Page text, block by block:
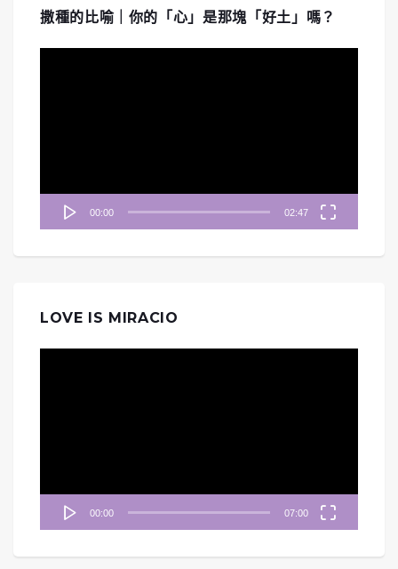
撒種的比喻｜你的「心」是那塊「好土」嗎？
00:00 02:47
LOVE IS MIRACIO
00:00 07:00